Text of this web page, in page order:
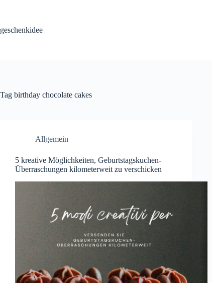
geschenkidee
Tag birthday chocolate cakes
Allgemein
5 kreative Möglichkeiten, Geburtstagskuchen-
Überraschungen kilometerweit zu verschicken